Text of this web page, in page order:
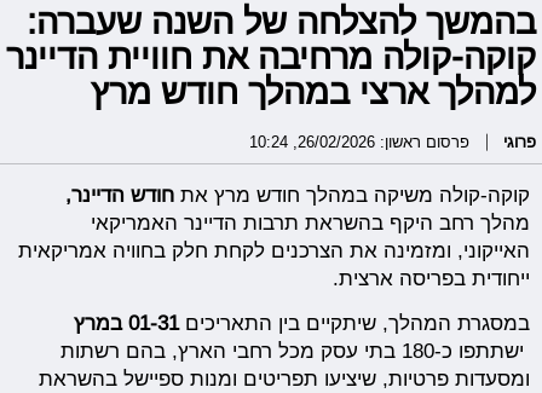
בהמשך להצלחה של השנה שעברה:
קוקה-קולה מרחיבה את חוויית הדיינר
למהלך ארצי במהלך חודש מרץ
פרוגי פרסום ראשון: 26/02/2026, 10:24
קוקה-קולה משיקה במהלך חודש מרץ אתחודש הדיינר,
מהלך רחב היקף בהשראת תרבות הדיינר האמריקאי
האייקוני, ומזמינה את הצרכנים לקחת חלק בחוויה אמריקאית
ייחודית בפריסה ארצית.
במסגרת המהלך, שיתקיים בין התאריכים01-31 במרץ
ישתתפו כ-180 בתי עסק מכל רחבי הארץ, בהם רשתות
ומסעדות פרטיות, שיציעו תפריטים ומנות ספיישל בהשראת